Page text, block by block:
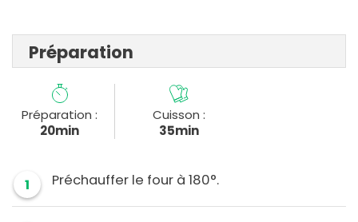
Préparation
Préparation :
20min
Cuisson :
35min
1 Préchauffer le four à 180°.